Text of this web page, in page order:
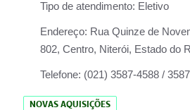
Tipo de atendimento: Eletivo
Endereço: Rua Quinze de
802, Centro, Niterói, Estado do
Telefone: (021) 3587-4588 /
NOVAS AQUISIÇÕES